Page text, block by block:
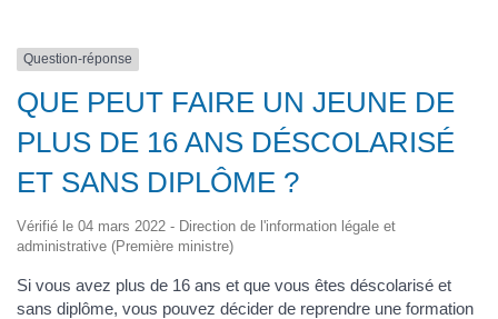
Question-réponse
QUE PEUT FAIRE UN JEUNE DE
PLUS DE 16 ANS DÉSCOLARISÉ
ET SANS DIPLÔME ?
Vérifié le 04 mars 2022 - Direction de l'information légale et
administrative (Première ministre)
Si vous avez plus de 16 ans et que vous êtes déscolarisé et
sans diplôme, vous pouvez décider de reprendre une formation